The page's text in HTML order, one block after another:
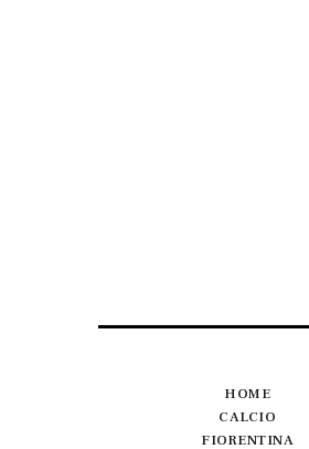
HOME
CALCIO
FIORENTINA